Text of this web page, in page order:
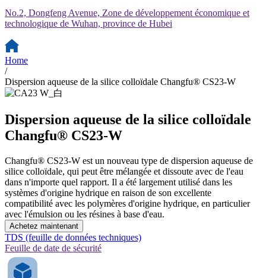
No.2, Dongfeng Avenue, Zone de développement économique et
technologique de Wuhan, province de Hubei
Home
/
Dispersion aqueuse de la silice colloïdale Changfu® CS23-W
Dispersion aqueuse de la silice colloïdale
Changfu® CS23-W
Changfu® CS23-W est un nouveau type de dispersion aqueuse de
silice colloïdale, qui peut être mélangée et dissoute avec de l'eau
dans n'importe quel rapport. Il a été largement utilisé dans les
systèmes d'origine hydrique en raison de son excellente
compatibilité avec les polymères d'origine hydrique, en particulier
avec l'émulsion ou les résines à base d'eau.
Achetez maintenant
TDS (feuille de données techniques)
Feuille de date de sécurité